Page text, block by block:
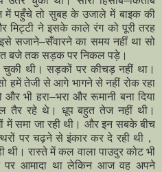
पहुँचे तो सुबह के उजाले में बाइक की
मिट्टी ने इसके काले रंग को पूरी तरह
सजाने–सँवारने का समय नहीं था सो
बजे तक सड़क पर निकल पड़े।
थी। सड़कों पर कीचड़ नहीं था।
हमें तेजी से आगे भागने से नहीं रोक रहा
भी हरा–भरा और रूमानी बना दिया
तैर रहे थे। धूप बहुत तेज नहीं थी।
में समा जा रही थी। और इन सबके बीच
पर चढ़ने से इंकार कर दे रही थी，
रास्ते में कल वाला पाउदुर कोट भी
पर आमादा था लेकिन आज वह अपने